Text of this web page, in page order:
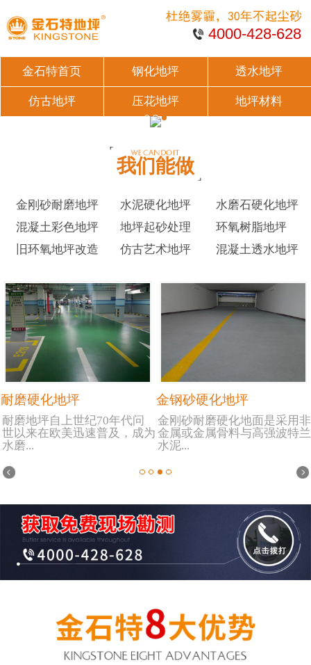
4000-428-628
金石特首页 钢化地坪 透水地坪
仿古地坪 压花地坪 地坪材料
我们能做
金刚砂耐磨地坪 水泥硬化地坪
水磨石硬化地坪
混凝土彩色地坪
地坪起砂处理
环氧树脂地坪
旧环氧地坪改造
仿古艺术地坪 混凝土透水地坪
耐磨硬化地坪
耐磨地坪自上世纪70年代问
世以来在欧美迅速普及，成为
水磨...
金钢砂硬化地坪
金刚砂耐磨硬化地面是采用非
金属或金属骨料与高强波特兰
水泥...